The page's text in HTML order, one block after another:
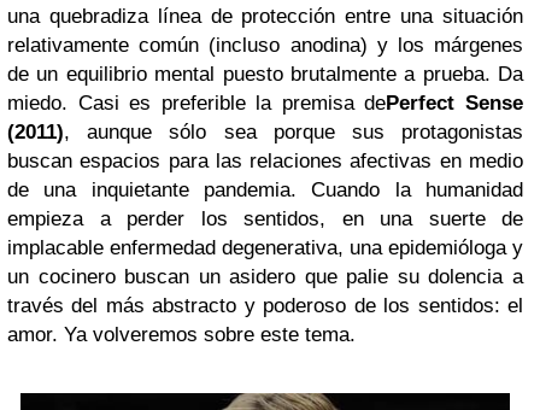
una quebradiza línea de protección entre una situación
relativamente común (incluso anodina) y los márgenes
de un equilibrio mental puesto brutalmente a prueba. Da
miedo. Casi es preferible la premisa dePerfect Sense
(2011), aunque sólo sea porque sus protagonistas
buscan espacios para las relaciones afectivas en medio
de una inquietante pandemia. Cuando la humanidad
empieza a perder los sentidos, en una suerte de
implacable enfermedad degenerativa, una epidemióloga y
un cocinero buscan un asidero que palie su dolencia a
través del más abstracto y poderoso de los sentidos: el
amor. Ya volveremos sobre este tema.